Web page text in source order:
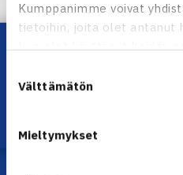
Kumppanimme voivat
tietoihin, joita olet antanut
valinta
Välttämätön
Mieltymykset
Seuraava uutinen:
Lataa OmaTennis!